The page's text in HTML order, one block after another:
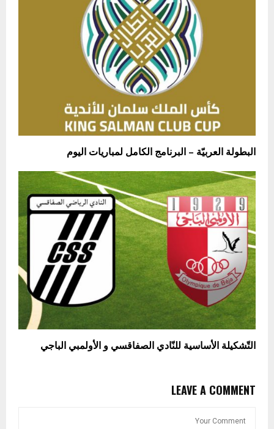
البطولة العربيّة – البرنامج الكامل لمباريات اليوم
التّشكيلة الأساسية للنّادي الصفاقسي و الأولمبي الباجي
LEAVE A COMMENT